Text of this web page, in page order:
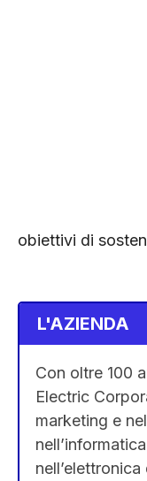
obiettivi di
L'AZIENDA
Con oltre 100
Electric
marketing e